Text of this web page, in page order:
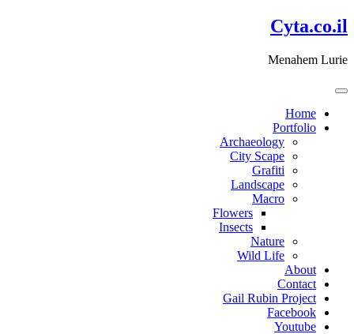
דלג
לתוכן
Cyta.co.il
Menahem Lurie
Home
Portfolio
Archaeology
City Scape
Grafiti
Landscape
Macro
Flowers
Insects
Nature
Wild Life
About
Contact
Gail Rubin Project
Facebook
Youtube